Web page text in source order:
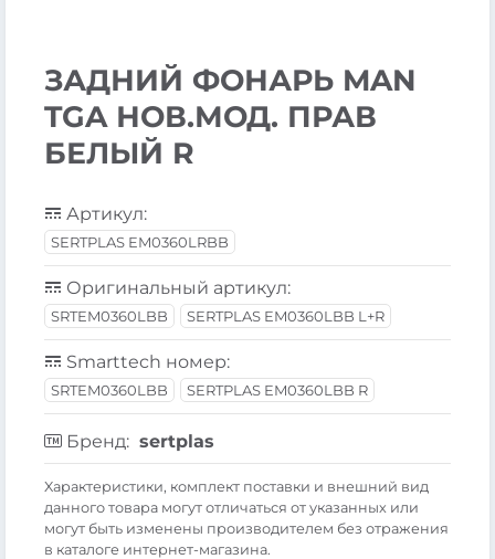
ЗАДНИЙ ФОНАРЬ MAN
TGA НОВ.МОД. ПРАВ
БЕЛЫЙ R
Артикул:
SERTPLAS EM0360LRBB
Оригинальный артикул:
SRTEM0360LBB SERTPLAS EM0360LBB L+R
Smarttech номер:
SRTEM0360LBB SERTPLAS EM0360LBB R
Бренд: sertplas
Xарактеристики, комплект поставки и внешний вид
данного товара могут отличаться от указанных или
могут быть изменены производителем без отражения
в каталоге интернет-магазина.